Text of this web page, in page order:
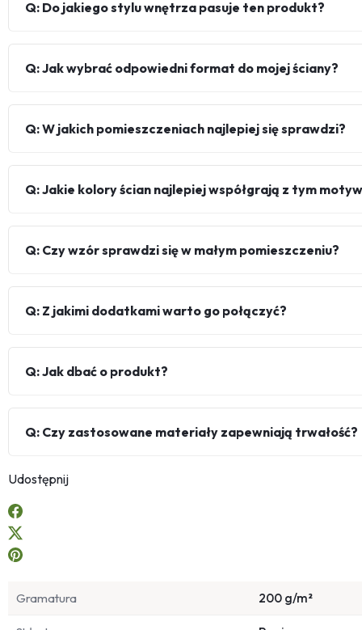
Q: Do jakiego stylu wnętrza pasuje ten produkt?
Q: Jak wybrać odpowiedni format do mojej ściany?
Q: W jakich pomieszczeniach najlepiej się sprawdzi?
Q: Jakie kolory ścian najlepiej współgrają z tym
Q: Czy wzór sprawdzi się w małym pomieszczeniu?
Q: Z jakimi dodatkami warto go połączyć?
Q: Jak dbać o produkt?
Q: Czy zastosowane materiały zapewniają trwałość?
Udostępnij
Gramatura 200 g/m²